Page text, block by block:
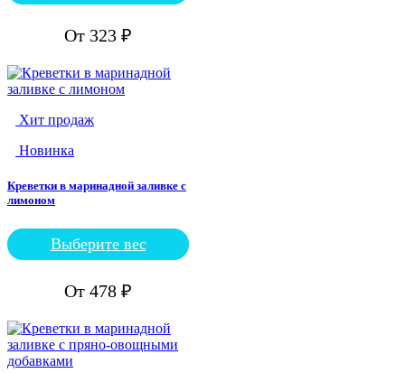
От 323 ₽
несколько
Опции
можно
на
товара.
Хит продаж
Новинка
Креветки в маринадной заливке с
лимоном
От 478 ₽
Выберите вес
Этот
несколько
Опции
можно
выбрать